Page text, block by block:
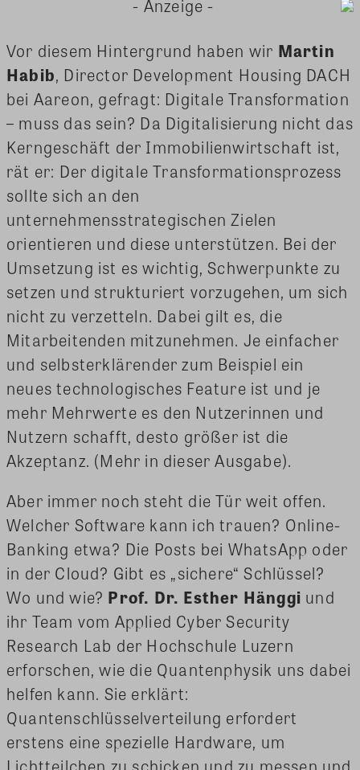
- Anzeige -
Vor diesem Hintergrund haben wir Martin
Habib, Director Development Housing DACH
bei Aareon, gefragt: Digitale Transformation
– muss das sein? Da Digitalisierung nicht das
Kerngeschäft der Immobilienwirtschaft ist,
rät er: Der digitale Transformationsprozess
sollte sich an den
unternehmensstrategischen Zielen
orientieren und diese unterstützen. Bei der
Umsetzung ist es wichtig, Schwerpunkte zu
setzen und strukturiert vorzugehen, um sich
nicht zu verzetteln. Dabei gilt es, die
Mitarbeitenden mitzunehmen. Je einfacher
und selbsterklärender zum Beispiel ein
neues technologisches Feature ist und je
mehr Mehrwerte es den Nutzerinnen und
Nutzern schafft, desto größer ist die
Akzeptanz. (Mehr in dieser Ausgabe).
Aber immer noch steht die Tür weit offen.
Welcher Software kann ich trauen? Online-
Banking etwa? Die Posts bei WhatsApp oder
in der Cloud? Gibt es „sichere“ Schlüssel?
Wo und wie? Prof. Dr. Esther Hänggi und
ihr Team vom Applied Cyber Security
Research Lab der Hochschule Luzern
erforschen, wie die Quantenphysik uns dabei
helfen kann. Sie erklärt:
Quantenschlüsselverteilung erfordert
erstens eine spezielle Hardware, um